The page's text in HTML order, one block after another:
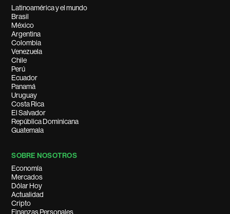
Latinoamérica y el mundo
Brasil
México
Argentina
Colombia
Venezuela
Chile
Perú
Ecuador
Panamá
Uruguay
Costa Rica
El Salvador
República Dominicana
Guatemala
SOBRE NOSOTROS
Economía
Mercados
Dólar Hoy
Actualidad
Cripto
Finanzas Personales